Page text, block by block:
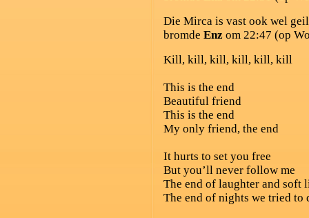
Die Mirca is vast ook wel
bromde Enz om 22:47 (op
Kill, kill, kill, kill, kill, kill
This is the end
Beautiful friend
This is the end
My only friend, the end
It hurts to set you free
But you’ll never follow me
The end of laughter and soft
The end of nights we tried to